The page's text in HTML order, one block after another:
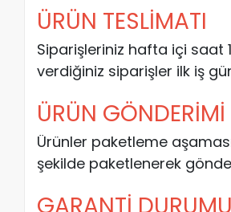
ÜRÜN TESLİMATI
Siparişleriniz hafta içi saat
verdiğiniz siparişler ilk iş
ÜRÜN GÖNDERİMİ
Ürünler paketleme
şekilde paketlenerek